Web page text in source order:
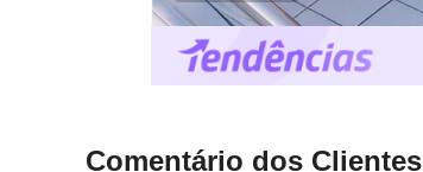
Comentário dos Clientes